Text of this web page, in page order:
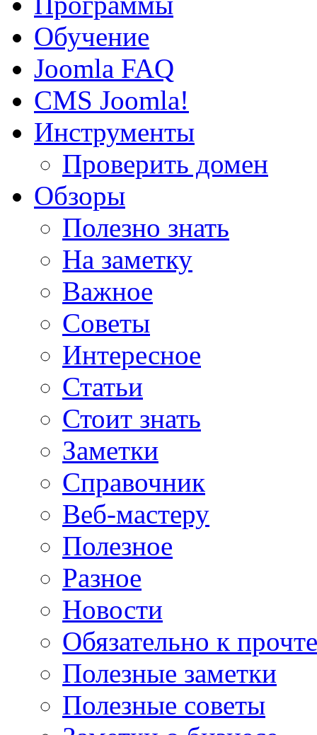
Обучение
Joomla FAQ
CMS Joomla!
Инструменты
Проверить домен
Обзоры
Полезно знать
На заметку
Важное
Советы
Интересное
Статьи
Стоит знать
Заметки
Справочник
Веб-мастеру
Полезное
Разное
Новости
Обязательно к
Полезные заметки
Полезные советы